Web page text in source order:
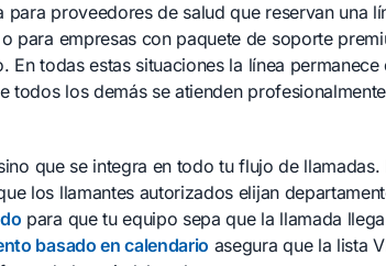
proveedores de salud que reservan una
para empresas con paquete de soporte
En todas estas situaciones la línea
todos los demás se atienden
que se integra en todo tu flujo de
los llamantes autorizados elijan
para que tu equipo sepa que la llamada
basado en calendario asegura que la lista